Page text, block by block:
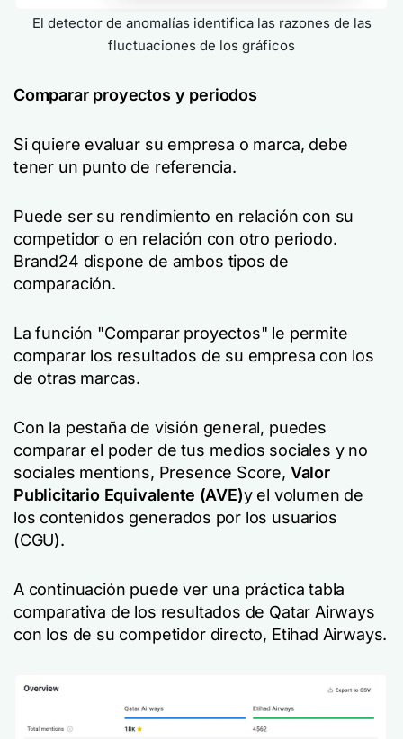
El detector de anomalías identifica las razones de las
fluctuaciones de los gráficos
Comparar proyectos y periodos
Si quiere evaluar su empresa o marca, debe
tener un punto de referencia.
Puede ser su rendimiento en relación con su
competidor o en relación con otro periodo.
Brand24 dispone de ambos tipos de
comparación.
La función "Comparar proyectos" le permite
comparar los resultados de su empresa con los
de otras marcas.
Con la pestaña de visión general, puedes
comparar el poder de tus medios sociales y no
sociales mentions, Presence Score, Valor
Publicitario Equivalente (AVE)y el volumen de
los contenidos generados por los usuarios
(CGU).
A continuación puede ver una práctica tabla
comparativa de los resultados de Qatar Airways
con los de su competidor directo, Etihad Airways.